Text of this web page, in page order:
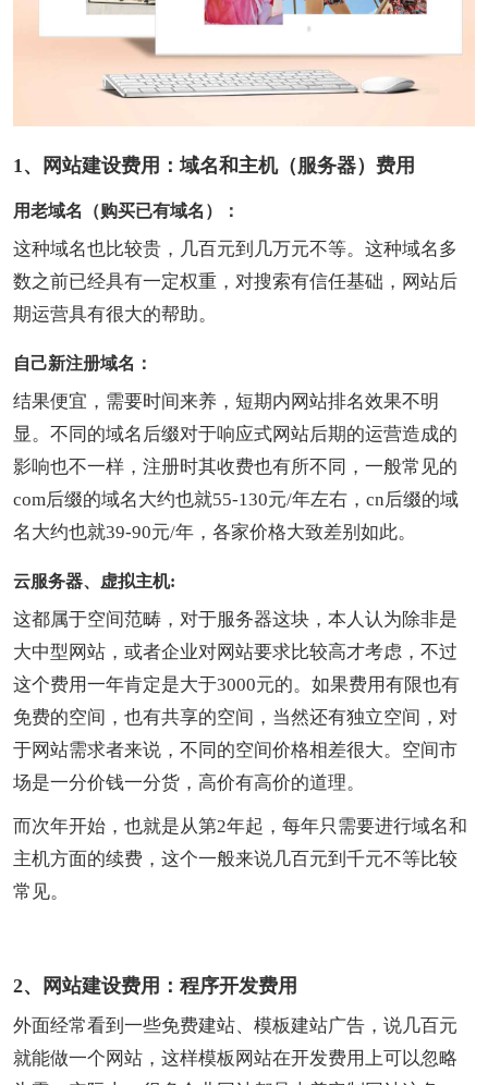
1、网站建设费用：域名和主机（服务器）费用
用老域名（购买已有域名）：
这种域名也比较贵，几百元到几万元不等。这种域名多
数之前已经具有一定权重，对搜索有信任基础，网站后
期运营具有很大的帮助。
自己新注册域名：
结果便宜，需要时间来养，短期内网站排名效果不明
显。不同的域名后缀对于响应式网站后期的运营造成的
影响也不一样，注册时其收费也有所不同，一般常见的
com后缀的域名大约也就55-130元/年左右，cn后缀的域
名大约也就39-90元/年，各家价格大致差别如此。
云服务器、虚拟主机:
这都属于空间范畴，对于服务器这块，本人认为除非是
大中型网站，或者企业对网站要求比较高才考虑，不过
这个费用一年肯定是大于3000元的。如果费用有限也有
免费的空间，也有共享的空间，当然还有独立空间，对
于网站需求者来说，不同的空间价格相差很大。空间市
场是一分价钱一分货，高价有高价的道理。
而次年开始，也就是从第2年起，每年只需要进行域名和
主机方面的续费，这个一般来说几百元到千元不等比较
常见。
2、网站建设费用：程序开发费用
外面经常看到一些免费建站、模板建站广告，说几百元
就能做一个网站，这样模板网站在开发费用上可以忽略